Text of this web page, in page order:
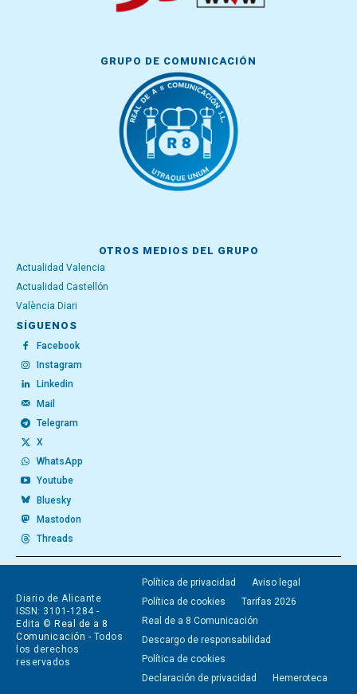
GRUPO DE COMUNICACIÓN
OTROS MEDIOS DEL GRUPO
Actualidad Valencia
Actualidad Castellón
València Diari
SÍGUENOS
Facebook
Instagram
Linkedin
Mail
Telegram
X
WhatsApp
Youtube
Bluesky
Mastodon
Threads
Diario de Alicante
ISSN: 3101-1284 -
Edita © Real de a 8
Comunicación - Todos
los derechos
reservados
Política de privacidad
Aviso legal
Política de cookies
Tarifas 2026
Real de a 8 Comunicación
Descargo de responsabilidad
Política de cookies
Declaración de privacidad
Hemeroteca